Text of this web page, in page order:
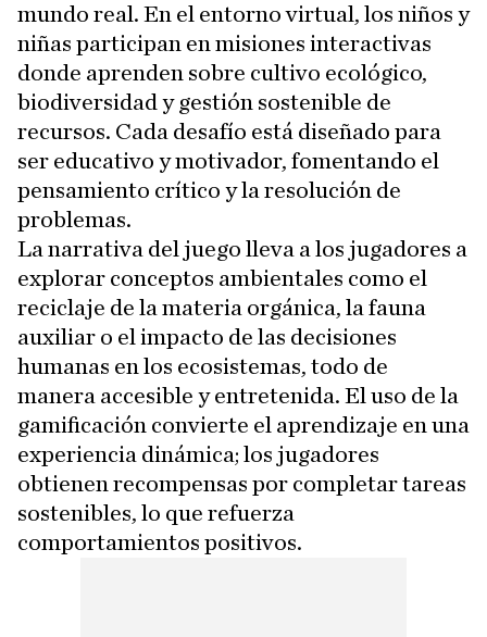
mundo real. En el entorno virtual, los niños y
niñas participan en misiones interactivas
donde aprenden sobre cultivo ecológico,
biodiversidad y gestión sostenible de
recursos. Cada desafío está diseñado para
ser educativo y motivador, fomentando el
pensamiento crítico y la resolución de
problemas.
La narrativa del juego lleva a los jugadores a
explorar conceptos ambientales como el
reciclaje de la materia orgánica, la fauna
auxiliar o el impacto de las decisiones
humanas en los ecosistemas, todo de
manera accesible y entretenida. El uso de la
gamificación convierte el aprendizaje en una
experiencia dinámica; los jugadores
obtienen recompensas por completar tareas
sostenibles, lo que refuerza
comportamientos positivos.